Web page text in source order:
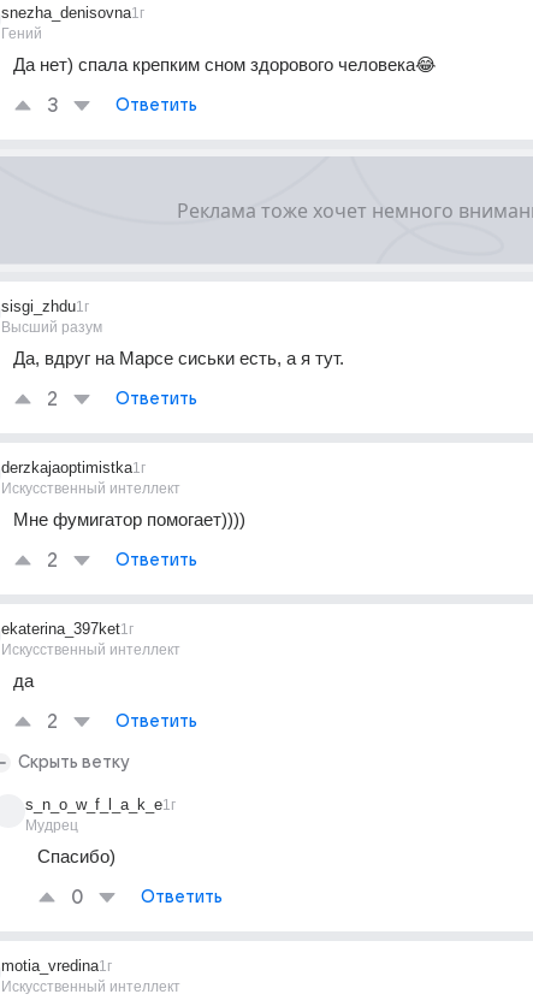
snezha_denisovna
Гений
1г
Да нет) спала крепким сном здорового человека😂
3 Ответить
sisgi_zhdu
Высший разум
1г
Да, вдруг на Марсе сиськи есть, а я тут.
2 Ответить
derzkajaoptimistka
Искусственный интеллект
1г
Мне фумигатор помогает))))
2 Ответить
ekaterina_397ket
Искусственный интеллект
1г
да
2 Ответить
Скрыть ветку
s_n_o_w_f_l_a_k_e
Мудрец
1г
Спасибо)
0 Ответить
motia_vredina
Искусственный интеллект
1г